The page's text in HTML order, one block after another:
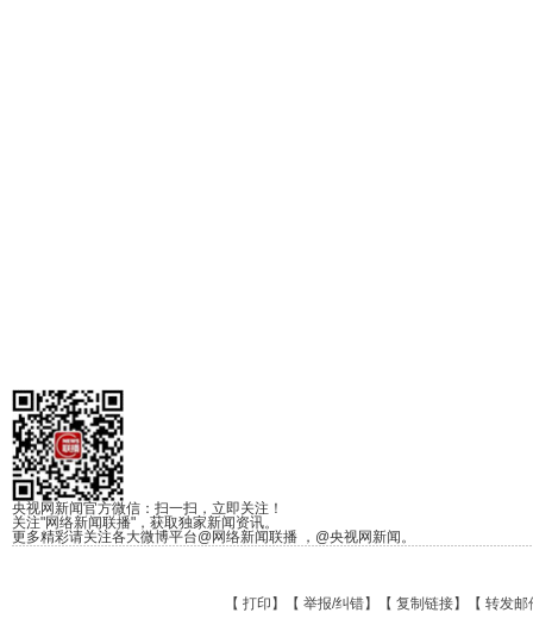
央视网新闻官方微信：扫一扫，立即关注！
关注"网络新闻联播"，获取独家新闻资讯。
更多精彩请关注各大微博平台@网络新闻联播 ，@央视网新闻。
【 打印 】【 举报/纠错】【 复制链接】【 转发邮